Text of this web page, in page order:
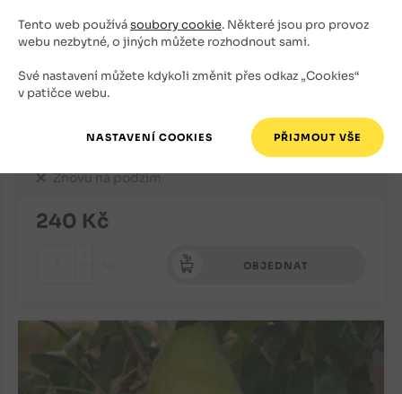
Tento web používásoubory cookie. Některé jsou pro provoz
webu nezbytné, o jiných můžete rozhodnout sami.
Své nastavení můžete kdykoli změnit přes odkaz „Cookies“
v patičce webu.
Letní odrůdy
Znovu na podzim
240 Kč
OBJEDNAT